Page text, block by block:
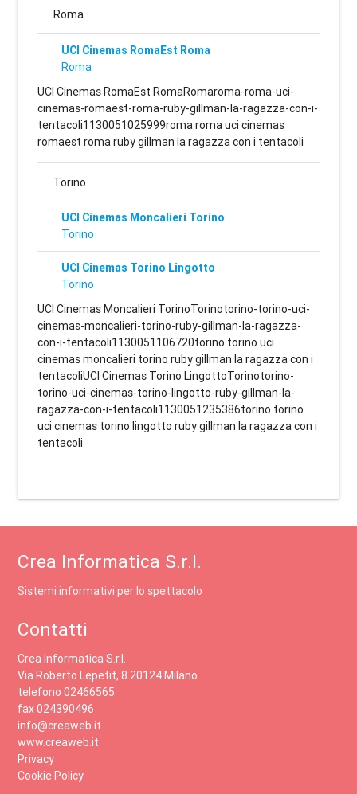
Roma
UCI Cinemas RomaEst Roma
Roma
UCI Cinemas RomaEst RomaRomaroma-roma-uci-
cinemas-romaest-roma-ruby-gillman-la-ragazza-con-i-
tentacoli1130051025999roma roma uci cinemas
romaest roma ruby gillman la ragazza con i tentacoli
Torino
UCI Cinemas Moncalieri Torino
Torino
UCI Cinemas Torino Lingotto
Torino
UCI Cinemas Moncalieri TorinoTorinotorino-torino-uci-
cinemas-moncalieri-torino-ruby-gillman-la-ragazza-
con-i-tentacoli1130051106720torino torino uci
cinemas moncalieri torino ruby gillman la ragazza con i
tentacoliUCI Cinemas Torino LingottoTorinotorino-
torino-uci-cinemas-torino-lingotto-ruby-gillman-la-
ragazza-con-i-tentacoli1130051235386torino torino
uci cinemas torino lingotto ruby gillman la ragazza con i
tentacoli
Crea Informatica S.r.l.
Sistemi informativi per lo spettacolo
Contatti
Crea Informatica S.r.l.
Via Roberto Lepetit, 8 20124 Milano
telefono 02466565
fax 024390496
info@creaweb.it
www.creaweb.it
Privacy
Cookie Policy